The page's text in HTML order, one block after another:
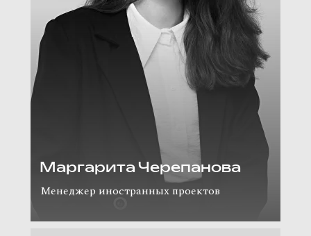
Маргарита Черепанова
Менеджер иностранных проектов